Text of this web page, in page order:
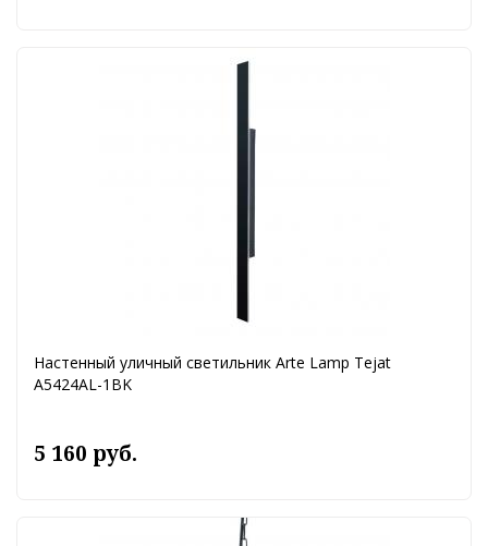
Настенный уличный светильник Arte Lamp Tejat
A5424AL-1BK
5 160 руб.